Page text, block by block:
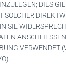
DIES
SOLCHER
SIE
VERWENDET